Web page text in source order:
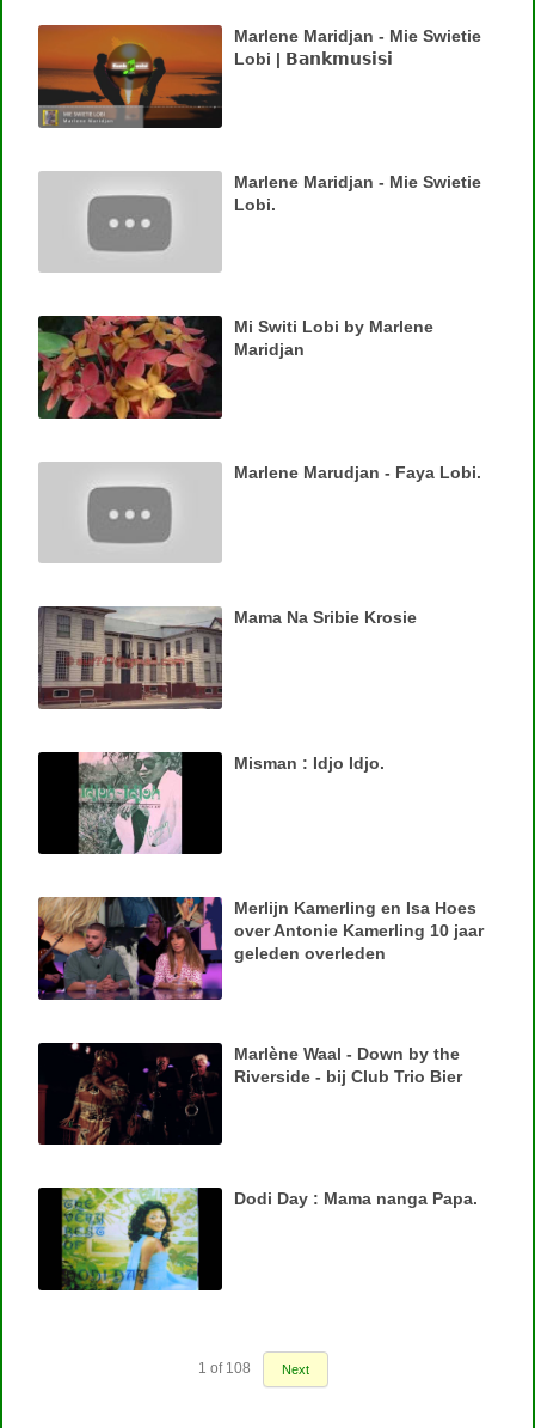
Marlene Maridjan - Mie Swietie
Lobi | 𝗕𝗮𝗻𝗸𝗺𝘂𝘀𝗶𝘀𝗶
Marlene Maridjan - Mie Swietie
Lobi.
Mi Switi Lobi by Marlene
Maridjan
Marlene Marudjan - Faya Lobi.
Mama Na Sribie Krosie
Misman : Idjo Idjo.
Merlijn Kamerling en Isa Hoes
over Antonie Kamerling 10 jaar
geleden overleden
Marlène Waal - Down by the
Riverside - bij Club Trio Bier
Dodi Day : Mama nanga Papa.
1 of 108 Next